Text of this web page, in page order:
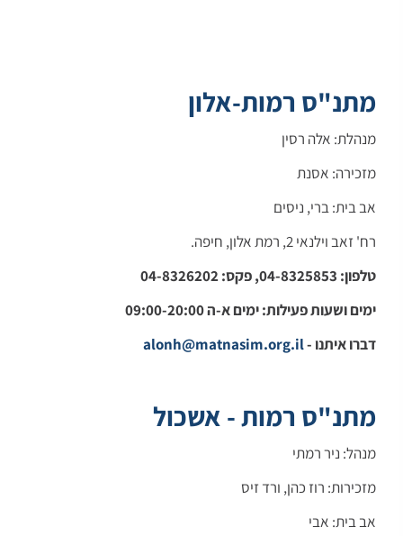
מתנ"ס רמות-אלון
מנהלת: אלה רסין
מזכירה: אסנת
אב בית: ברי, ניסים
רח' זאב וילנאי 2, רמת אלון, חיפה.
טלפון: 04-8325853, פקס: 04-8326202
ימים ושעות פעילות: ימים א-ה 09:00-20:00
דברו איתנו -alonh@matnasim.org.il
מתנ"ס רמות - אשכול
מנהל: ניר רמתי
מזכירות: רוז כהן, ורד זיס
אב בית: אבי